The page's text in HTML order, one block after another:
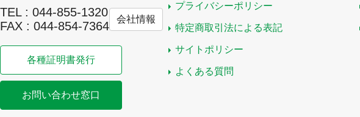
TEL : 044-855-1320
FAX : 044-854-7364
会社情報
各種証明書発行
お問い合わせ窓口
プライバシーポリシー
特定商取引法による表記
サイトポリシー
よくある質問